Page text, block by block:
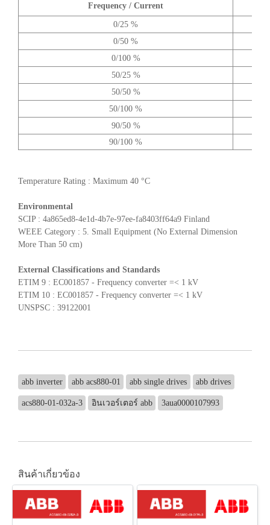
Frequency / Current
0/25 %
0/50 %
0/100 %
50/25 %
50/50 %
50/100 %
90/50 %
90/100 %
Temperature Rating : Maximum 40 °C
Environmental
SCIP : 4a865ed8-4e1d-4b7e-97ee-fa8403ff64a9 Finland
WEEE Category : 5. Small Equipment (No External Dimension
More Than 50 cm)
External Classifications and Standards
ETIM 9 : EC001857 - Frequency converter =< 1 kV
ETIM 10 : EC001857 - Frequency converter =< 1 kV
UNSPSC : 39122001
abb inverter abb acs880-01 abb single drives abb drives
acs880-01-032a-3 อินเวอร์เตอร์ abb 3aua0000107993
สินค้าเกี่ยวข้อง